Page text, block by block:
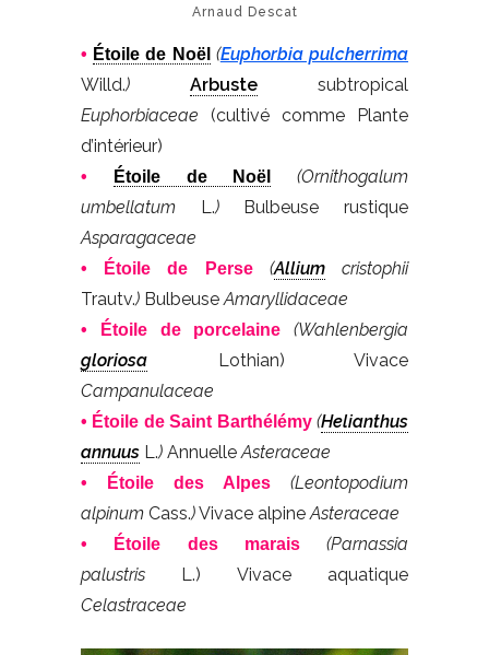
Arnaud Descat
• Étoile de Noël (Euphorbia pulcherrima
Willd.) Arbuste subtropical
Euphorbiaceae (cultivé comme Plante
d’intérieur)
• Étoile de Noël
(Ornithogalum
umbellatum L.)Bulbeuse rustique
Asparagaceae
• Étoile de Perse (Alliumcristophii
Trautv.) Bulbeuse Amaryllidaceae
• Étoile de porcelaine
(Wahlenbergia
gloriosa Lothian) Vivace
Campanulaceae
• Étoile de Saint Barthélémy (Helianthus
annuus L.) Annuelle Asteraceae
• Étoile des Alpes
(Leontopodium
alpinum Cass.)Vivace alpine Asteraceae
• Étoile des marais
(Parnassia
palustris L.) Vivace aquatique
Celastraceae